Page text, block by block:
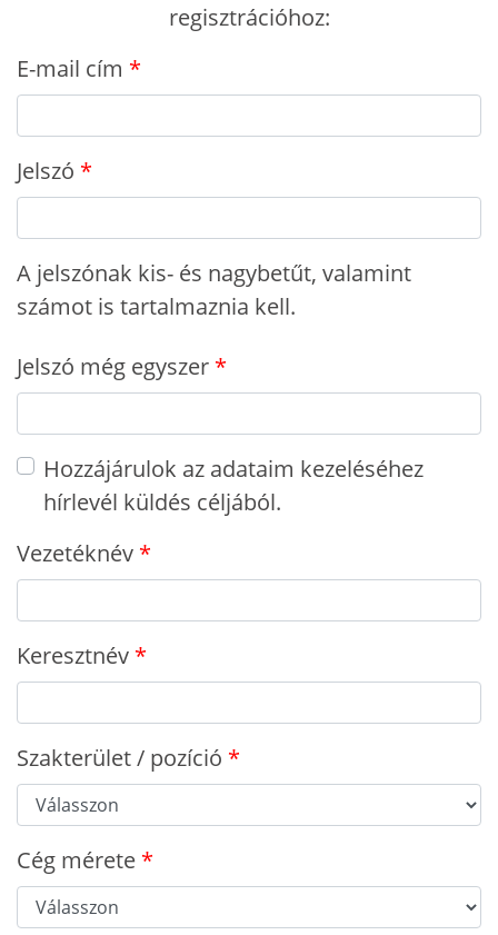
regisztrációhoz:
E-mail cím
Jelszó
A jelszónak kis- és nagybetűt, valamint
számot is tartalmaznia kell.
Jelszó még egyszer
Hozzájárulok az adataim kezeléséhez
hírlevél küldés céljából.
Vezetéknév
Keresztnév
Szakterület / pozíció
Cég mérete